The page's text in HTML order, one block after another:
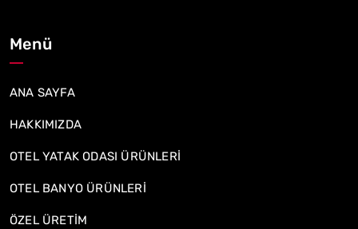
Menü
ANA SAYFA
HAKKIMIZDA
OTEL YATAK ODASI ÜRÜNLERİ
OTEL BANYO ÜRÜNLERİ
ÖZEL ÜRETİM